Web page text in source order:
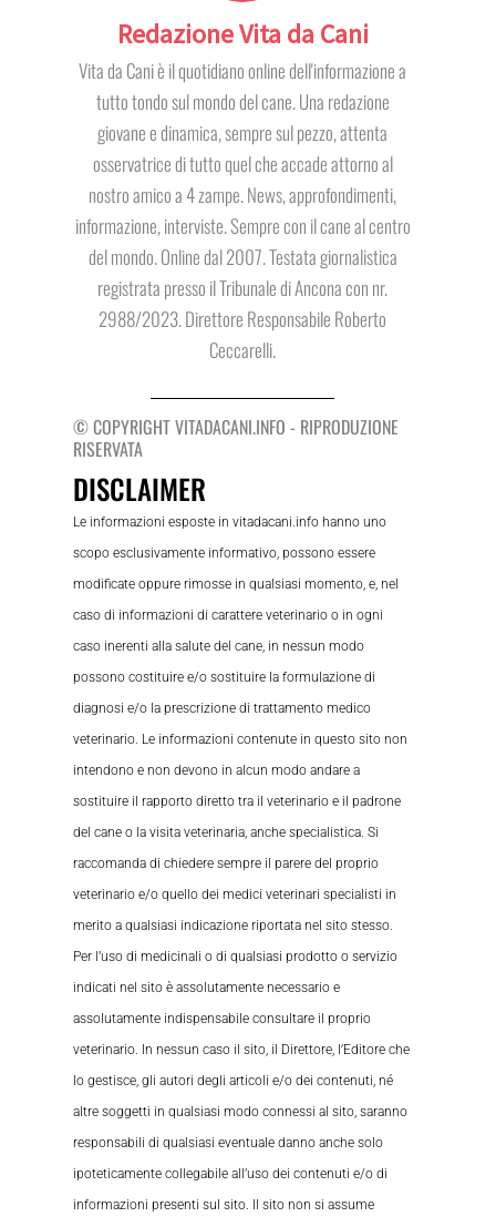
Redazione Vita da Cani
Vita da Cani è il quotidiano online dell'informazione a
tutto tondo sul mondo del cane. Una redazione
giovane e dinamica, sempre sul pezzo, attenta
osservatrice di tutto quel che accade attorno al
nostro amico a 4 zampe. News, approfondimenti,
informazione, interviste. Sempre con il cane al centro
del mondo. Online dal 2007. Testata giornalistica
registrata presso il Tribunale di Ancona con nr.
2988/2023. Direttore Responsabile Roberto
Ceccarelli.
© COPYRIGHT VITADACANI.INFO - RIPRODUZIONE
RISERVATA
DISCLAIMER
Le informazioni esposte in vitadacani.info hanno uno
scopo esclusivamente informativo, possono essere
modificate oppure rimosse in qualsiasi momento, e, nel
caso di informazioni di carattere veterinario o in ogni
caso inerenti alla salute del cane, in nessun modo
possono costituire e/o sostituire la formulazione di
diagnosi e/o la prescrizione di trattamento medico
veterinario. Le informazioni contenute in questo sito non
intendono e non devono in alcun modo andare a
sostituire il rapporto diretto tra il veterinario e il padrone
del cane o la visita veterinaria, anche specialistica. Si
raccomanda di chiedere sempre il parere del proprio
veterinario e/o quello dei medici veterinari specialisti in
merito a qualsiasi indicazione riportata nel sito stesso.
Per l’uso di medicinali o di qualsiasi prodotto o servizio
indicati nel sito è assolutamente necessario e
assolutamente indispensabile consultare il proprio
veterinario. In nessun caso il sito, il Direttore, l’Editore che
lo gestisce, gli autori degli articoli e/o dei contenuti, né
altre soggetti in qualsiasi modo connessi al sito, saranno
responsabili di qualsiasi eventuale danno anche solo
ipoteticamente collegabile all’uso dei contenuti e/o di
informazioni presenti sul sito. Il sito non si assume